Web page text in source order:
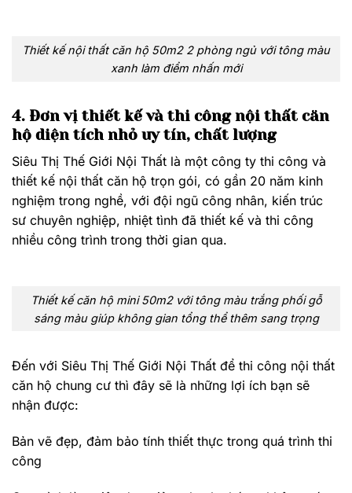
Thiết kế nội thất căn hộ 50m2 2 phòng ngủ với tông màu
xanh làm điểm nhấn mới
4. Đơn vị thiết kế và thi công nội thất căn
hộ diện tích nhỏ uy tín, chất lượng
Siêu Thị Thế Giới Nội Thất là một công ty thi công và
thiết kế nội thất căn hộ trọn gói, có gần 20 năm kinh
nghiệm trong nghề, với đội ngũ công nhân, kiến trúc
sư chuyên nghiệp, nhiệt tình đã thiết kế và thi công
nhiều công trình trong thời gian qua.
Thiết kế căn hộ mini 50m2 với tông màu trắng phối gỗ
sáng màu giúp không gian tổng thể thêm sang trọng
Đến với Siêu Thị Thế Giới Nội Thất để thi công nội thất
căn hộ chung cư thì đây sẽ là những lợi ích bạn sẽ
nhận được:
Bản vẽ đẹp, đảm bảo tính thiết thực trong quá trình thi
công